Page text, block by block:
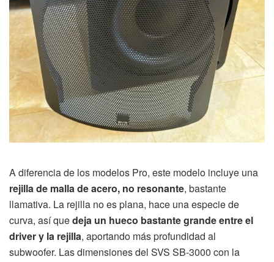
A diferencia de los modelos Pro, este modelo incluye una
rejilla de malla de acero, no resonante, bastante
llamativa. La rejilla no es plana, hace una especie de
curva, así quedeja un hueco bastante grande entre el
driver y la rejilla, aportando más profundidad al
subwoofer. Las dimensiones del SVS SB-3000 con la